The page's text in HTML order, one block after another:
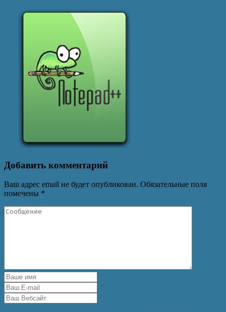
Добавить комментарий
Ваш адрес email не будет опубликован. Обязательные поля
помечены *